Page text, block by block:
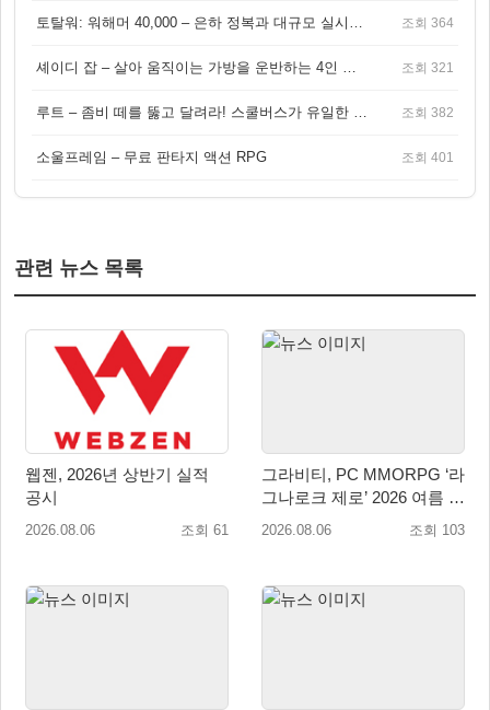
토탈워: 워해머 40,000 – 은하 정복과 대규모 실시간 전투가 결합된 전략 게임! 조회 364
셰이디 잡 – 살아 움직이는 가방을 운반하는 4인 협동 물리 어드벤처 게임 조회 321
루트 – 좀비 떼를 뚫고 달려라! 스쿨버스가 유일한 집이 되는 4인 협동 생존 게임 조회 382
소울프레임 – 무료 판타지 액션 RPG 조회 401
관련 뉴스 목록
웹젠, 2026년 상반기 실적
공시
2026.08.06 조회 61
그라비티, PC MMORPG ‘라
그나로크 제로’ 2026 여름 프
로모션 진행!
2026.08.06 조회 103